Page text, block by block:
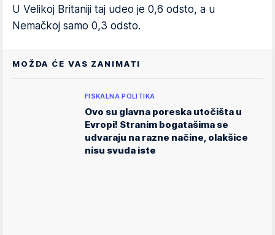
U Velikoj Britaniji taj udeo je 0,6 odsto, a u
Nemačkoj samo 0,3 odsto.
MOŽDA ĆE VAS ZANIMATI
FISKALNA POLITIKA
Ovo su glavna poreska utočišta u
Evropi! Stranim bogatašima se
udvaraju na razne načine, olakšice
nisu svuda iste